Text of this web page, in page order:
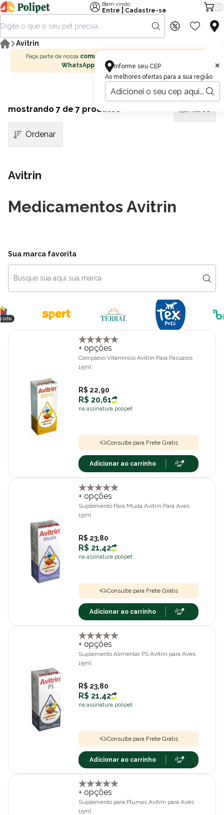
Informe seu CEP
As melhores ofertas para a sua região
×
Bem vindo
Entre
Cadastre-se
Avitrin
Faça parte da nossa comunidade no
WhatsApp
Avitrin
Medicamentos Avitrin
mostrando 7 de 7 produtos Filtros
Sua marca favorita
+ opções
Complexo Vitamínico Avitrin Para Pássaros
15ml
R$ 22,90
R$ 20,61
na assinatura polipet
Consulte para Frete Grátis
Adicionar ao carrinho
+ opções
Suplemento Para Muda Avitrin Para Aves
15ml
R$ 23,80
R$ 21,42
na assinatura polipet
Consulte para Frete Grátis
Adicionar ao carrinho
+ opções
Suplemento Alimentar PS Avitrin para Aves
15ml
R$ 23,80
R$ 21,42
na assinatura polipet
Consulte para Frete Grátis
Adicionar ao carrinho
+ opções
Suplemento para Plumas Avitrin para Aves
15ml